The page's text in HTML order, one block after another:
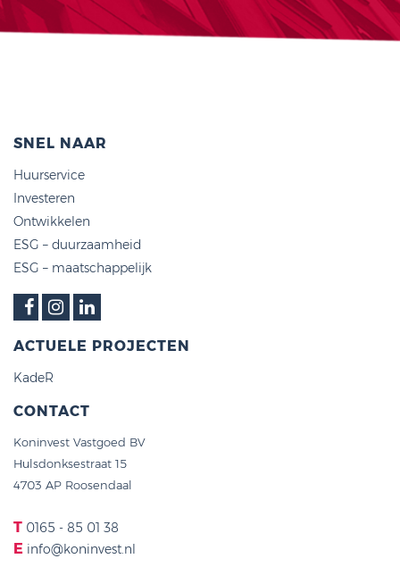
SNEL NAAR
Huurservice
Investeren
Ontwikkelen
ESG – duurzaamheid
ESG – maatschappelijk
ACTUELE PROJECTEN
KadeR
CONTACT
Koninvest Vastgoed BV
Hulsdonksestraat 15
4703 AP Roosendaal
T 0165 - 85 01 38
E info@koninvest.nl